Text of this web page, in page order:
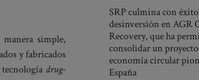
simple,
y fabricados
drug-
SRP culmina con
desinversión en AGR
Recovery, que ha
consolidar un
economía circular
España